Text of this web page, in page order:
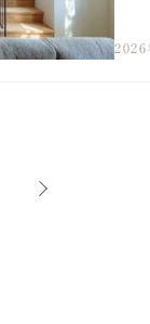
2026